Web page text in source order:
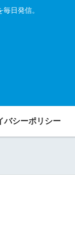
日発信。
バシーポリシー